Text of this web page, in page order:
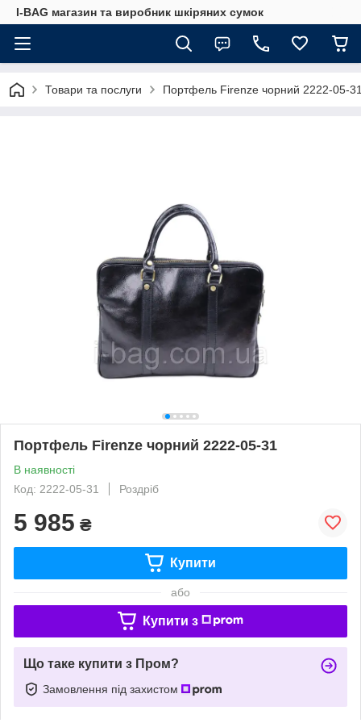
I-BAG магазин та виробник шкіряних сумок
Товари та послуги Портфель Firenze чорний 2222-05-
Портфель Firenze чорний 2222-05-31
В наявності
Код: 2222-05-31
Роздріб
5 985 ₴
Купити
або
Купити з
Що таке купити з Пром?
Замовлення під захистом